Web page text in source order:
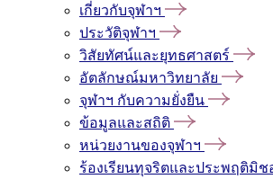
เกี่ยวกับจุฬาฯ
ประวัติจุฬาฯ
วิสัยทัศน์และยุทธศาสตร์
อัตลักษณ์มหาวิทยาลัย
จุฬาฯ กับความยั่งยืน
ข้อมูลและสถิติ
หน่วยงานของจุฬาฯ
ร้องเรียนทุจริตและประพฤติมิช